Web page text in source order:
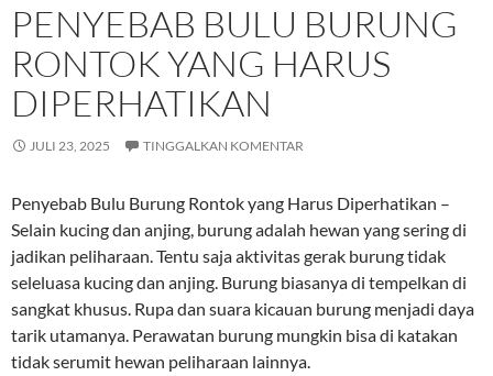
PENYEBAB BULU BURUNG
RONTOK YANG HARUS
DIPERHATIKAN
JULI 23, 2025 TINGGALKAN KOMENTAR
Penyebab Bulu Burung Rontok yang Harus Diperhatikan –
Selain kucing dan anjing, burung adalah hewan yang sering di
jadikan peliharaan. Tentu saja aktivitas gerak burung tidak
seleluasa kucing dan anjing. Burung biasanya di tempelkan di
sangkat khusus. Rupa dan suara kicauan burung menjadi daya
tarik utamanya. Perawatan burung mungkin bisa di katakan
tidak serumit hewan peliharaan lainnya.